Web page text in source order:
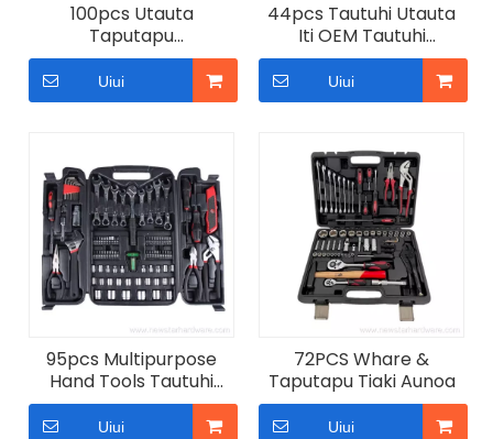
100pcs Utauta
Taputapu
Whakatikatika mo te
Whare Taputapu
Tautuu
Uiui
44pcs Tautuhi Utauta
Iti OEM Tautuhi
Taputapu Whare
Uiui
95pcs Multipurpose
Hand Tools Tautuhi
Tautuhi Whakatika
Aunoa
Uiui
72PCS Whare &
Taputapu Tiaki Aunoa
Uiui